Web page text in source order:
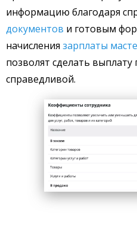
информацию благодаря
документов и готовым
начисления зарплаты
позволят сделать
справедливой.